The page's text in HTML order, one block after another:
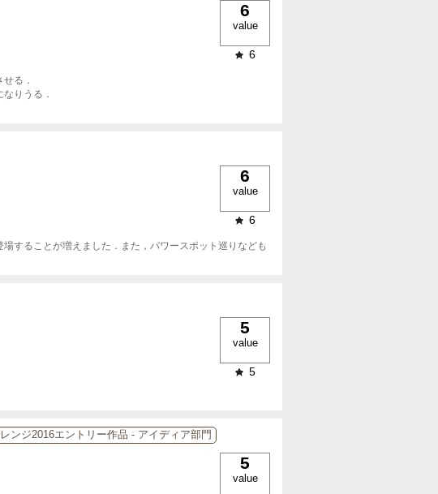
る．
りうる．
6
value
6
することが増えました．また，パワースポット巡りなども
6
value
6
5
value
5
ンジ2016エントリー作品 - アイディア部門
5
value